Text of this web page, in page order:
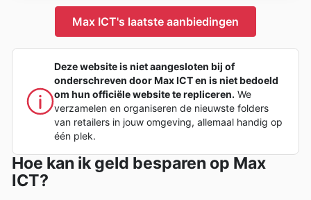
Max ICT's laatste aanbiedingen
Deze website is niet aangesloten bij of
onderschreven door Max ICT en is niet bedoeld
om hun officiële website te repliceren. We
verzamelen en organiseren de nieuwste folders
van retailers in jouw omgeving, allemaal handig op
één plek.
Hoe kan ik geld besparen op Max
ICT?